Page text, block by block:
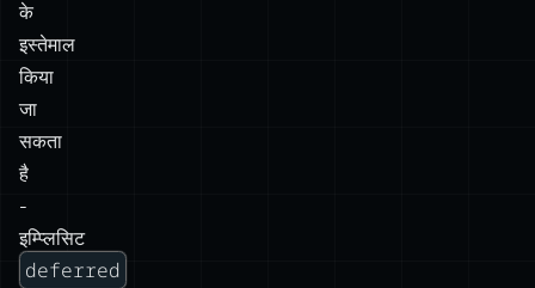
के
इस्तेमाल
किया
जा
सकता
है
-
इम्प्लिसिट
deferred